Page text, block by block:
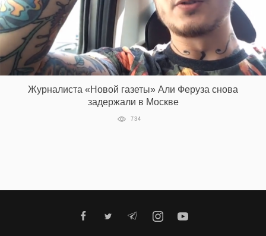
Журналиста «Новой газеты» Али Феруза снова
задержали в Москве
734